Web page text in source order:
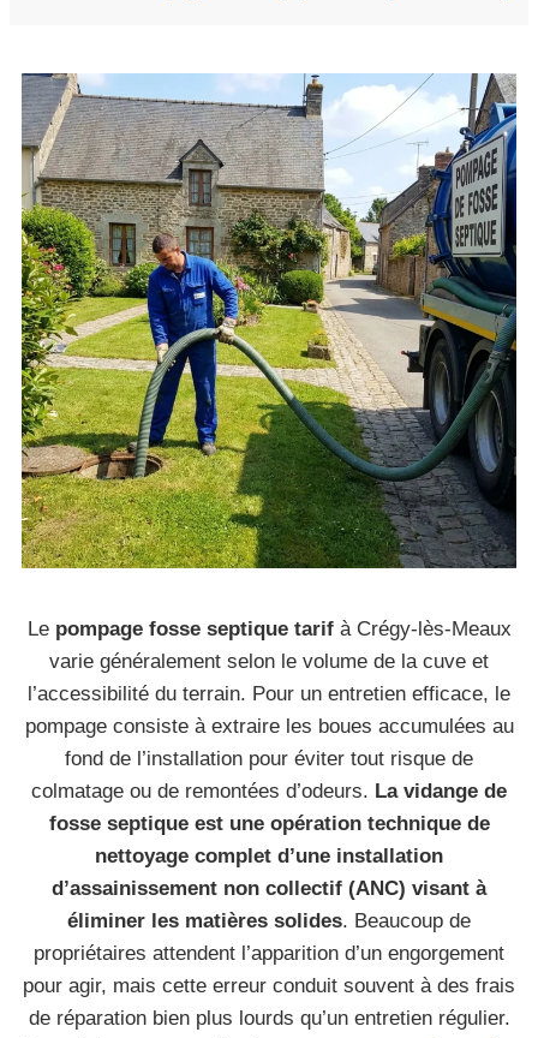
Le pompage fosse septique tarifà Crégy-lès-Meaux
varie généralement selon le volume de la cuve et
l’accessibilité du terrain. Pour un entretien efficace, le
pompage consiste à extraire les boues accumulées au
fond de l’installation pour éviter tout risque de
colmatage ou de remontées d’odeurs. La vidange de
fosse septique est une opération technique de
nettoyage complet d’une installation
d’assainissement non collectif (ANC) visant à
éliminer les matières solides. Beaucoup de
propriétaires attendent l’apparition d’un engorgement
pour agir, mais cette erreur conduit souvent à des frais
de réparation bien plus lourds qu’un entretien régulier.